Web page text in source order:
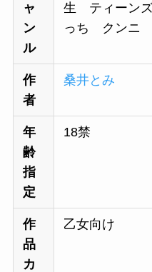
ャ
ン
ル
生 ティーン
っち クンニ
作
者
桑井とみ
年
齢
指
定
18禁
作
品
カ
乙女向け